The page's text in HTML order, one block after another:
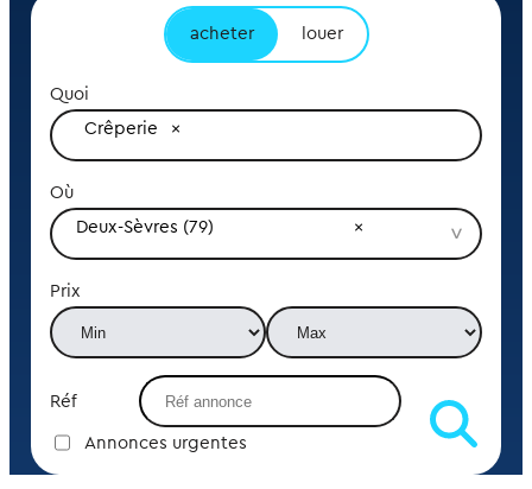
acheter louer
Quoi
Crêperie
Où
Deux-Sèvres (79)
Prix
Réf
Annonces urgentes